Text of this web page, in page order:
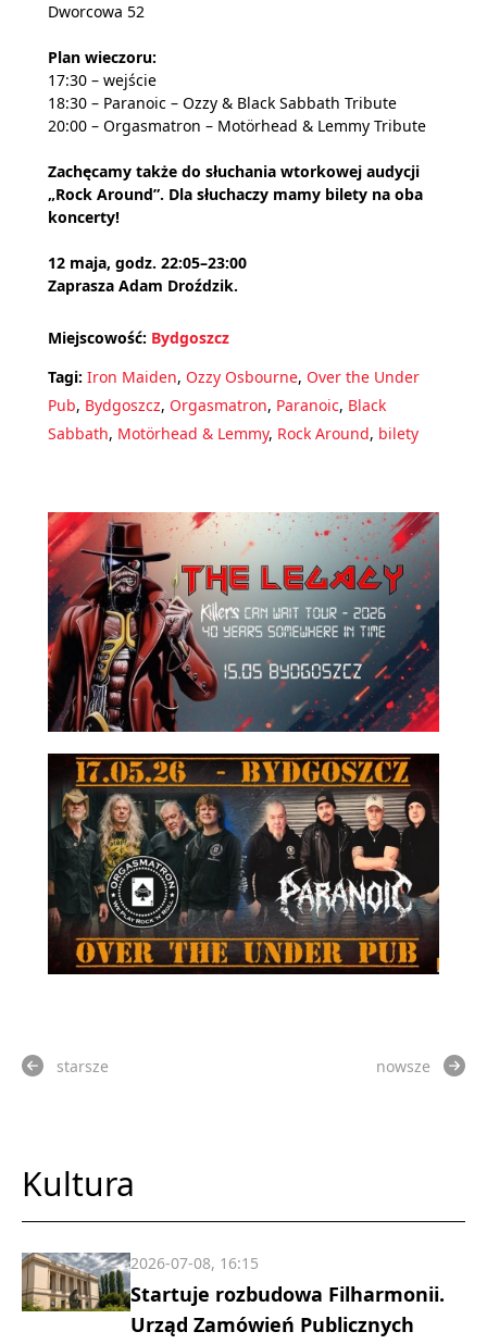
Dworcowa 52
Plan wieczoru:
17:30 – wejście
18:30 – Paranoic – Ozzy & Black Sabbath Tribute
20:00 – Orgasmatron – Motörhead & Lemmy Tribute
Zachęcamy także do słuchania wtorkowej audycji
„Rock Around”. Dla słuchaczy mamy bilety na oba
koncerty!
12 maja, godz. 22:05–23:00
Zaprasza Adam Droździk.
Miejscowość: Bydgoszcz
Tagi: Iron Maiden, Ozzy Osbourne, Over the Under
Pub, Bydgoszcz, Orgasmatron, Paranoic, Black
Sabbath, Motörhead & Lemmy, Rock Around, bilety
starsze nowsze
Kultura
Startuje rozbudowa Filharmonii.
Urząd Zamówień Publicznych
2026-07-08, 16:15